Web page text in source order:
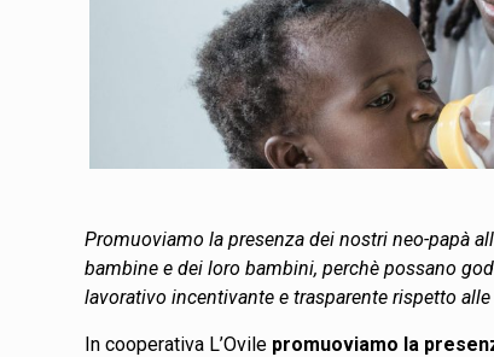
Promuoviamo la presenza dei nostri neo-papà
bambine e dei loro bambini, perchè possano
lavorativo incentivante e trasparente rispetto
In cooperativa L’Ovile promuoviamo la